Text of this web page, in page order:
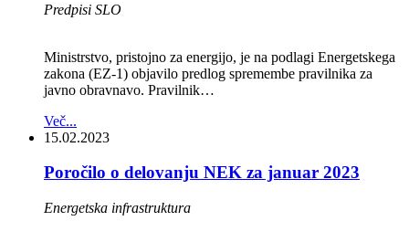
Predpisi SLO
Ministrstvo, pristojno za energijo, je na podlagi Energetskega
zakona (EZ-1) objavilo predlog spremembe pravilnika za
javno obravnavo. Pravilnik…
Več...
15.02.2023
Poročilo o delovanju NEK za januar 2023
Energetska infrastruktura